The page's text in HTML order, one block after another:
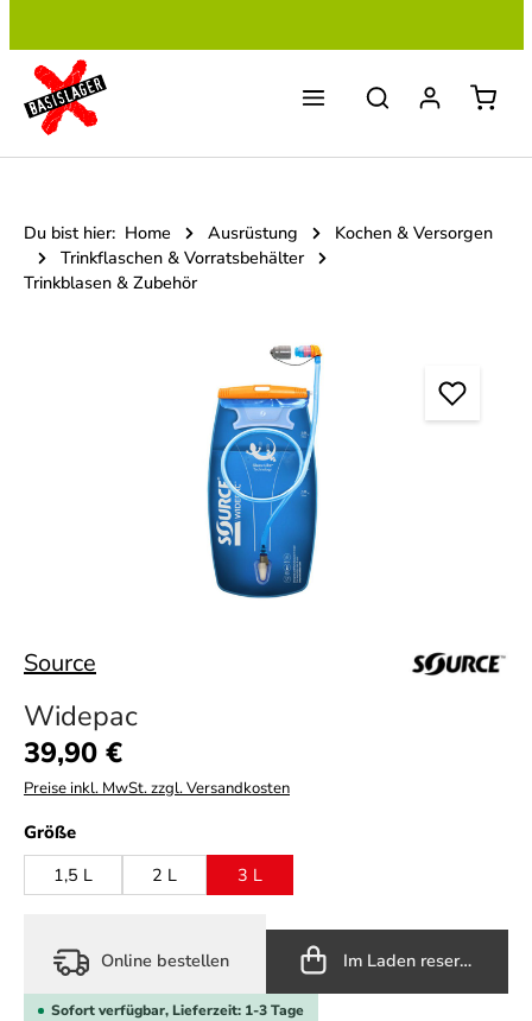
Du bist hier: Home Ausrüstung
Kochen & Versorgen
Trinkflaschen & Vorratsbehälter
Trinkblasen & Zubehör
Source
Widepac
Regulärer Preis:
39,90 €
Preise inkl. MwSt. zzgl. Versandkosten
Größeauswählen
1,5 L
2 L 3 L
Online bestellen Im Laden reservieren
Sofort verfügbar, Lieferzeit: 1-3 Tage